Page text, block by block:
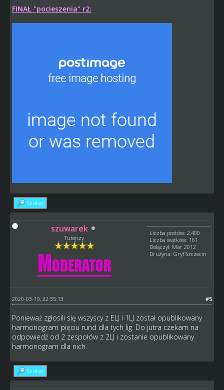
FINAŁ "pocieszenia" r2:
Szukaj
szuwarek
Tutejszy
Liczba postów: 2,400
Liczba wątków: 161
Dołączył: Mar 2012
Drużyna: Gryf Szczecin
#5
2020-03-10, 22:35:13
Ponieważ zgłosili się wszyscy z ELJ i 1LJ został opublikowany
harmonogram pięciu rund dla tych lig. Do jutra czekam na
odpowiedź od 2 zespołów z 2LJ i zostanie opublikowany
harmonogram dla nich.
Szukaj